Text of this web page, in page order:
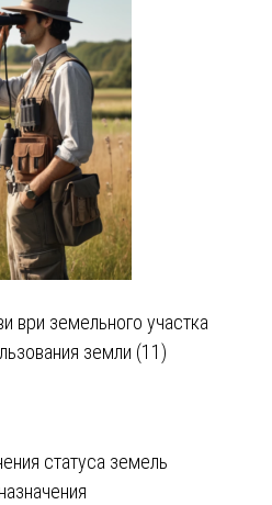
ври земельного участка
земли (11)
статуса земель